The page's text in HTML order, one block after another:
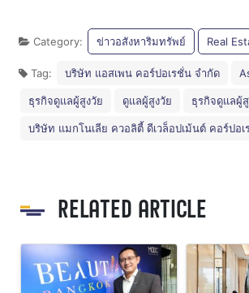
Category: ข่าวอสังหาริมทรัพย์ Real
Tag: บริษัท แอสเพน คอร์ปอเรชั่น จำกัด
ธุรกิจดูแลผู้สูงวัย ดูแลผู้สูงวัย ธุรกิจดูแลผู้
บริษัท แมกโนเลีย ควอลิตี้ ดีเวล็อปเม้นต์ คอร์ปอ
RELATED ARTICLE